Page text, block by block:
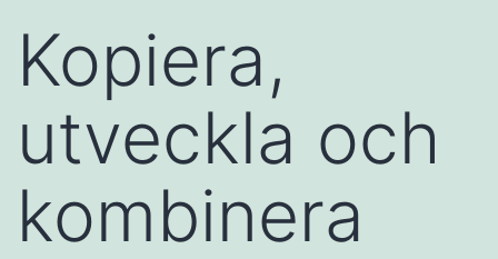
Kopiera,
utveckla och
kombinera